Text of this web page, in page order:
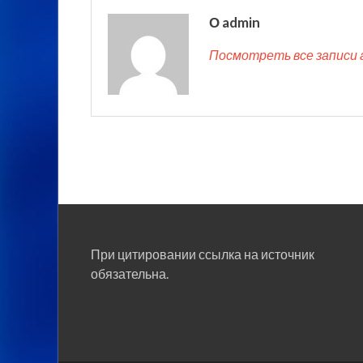
О admin
Посмотреть все записи
При цитировании ссылка на источник
обязательна.